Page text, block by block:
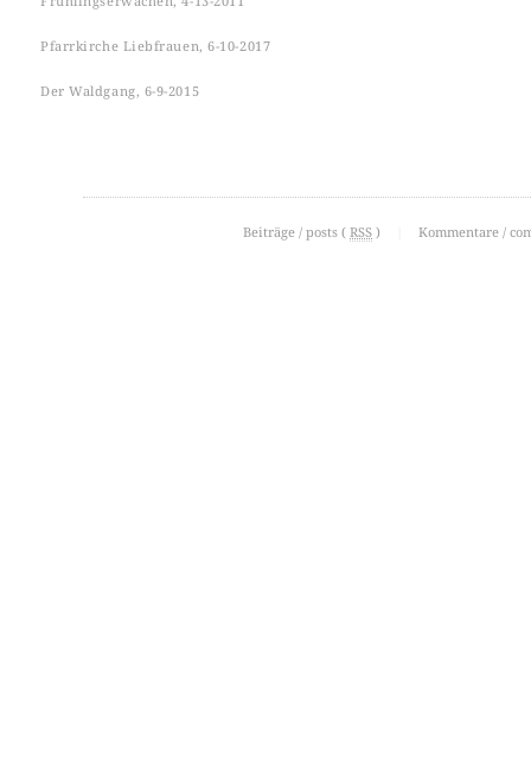
Pfarrkirche Liebfrauen, 6-10-2017
Der Waldgang, 6-9-2015
Beiträge / posts ( RSS ) Kommentare /